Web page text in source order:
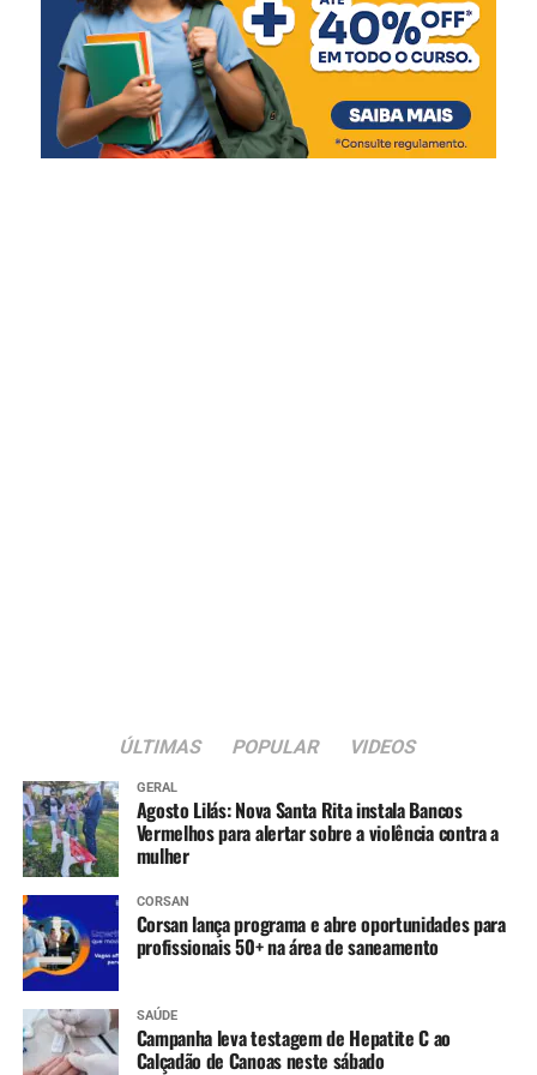
Daniel Torres – Foto: Thiago Guimarães
ÚLTIMAS POPULAR VIDEOS
GERAL
Agosto Lilás: Nova Santa Rita instala Bancos
Vermelhos para alertar sobre a violência contra a
mulher
CORSAN
Corsan lança programa e abre oportunidades para
profissionais 50+ na área de saneamento
SAÚDE
Campanha leva testagem de Hepatite C ao
Calçadão de Canoas neste sábado